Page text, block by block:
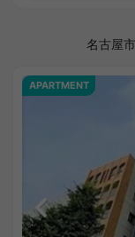
名古屋
APARTMENT